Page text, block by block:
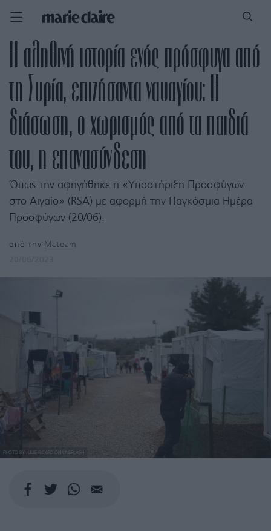
Η αληθινή ιστορία ενός πρόσφυγα από
τη Συρία, επιζήσαντα ναυαγίου: Η
διάσωση, ο χωρισμός από τα παιδιά
του, η επανασύνδεση
Όπως την αφηγήθηκε η «Υποστήριξη Προσφύγων
στο Αιγαίο» (RSA) με αφορμή την Παγκόσμια Ημέρα
Προσφύγων (20/06).
από την Mcteam
PHOTO BY JULIE RICARD ON UNSPLASH